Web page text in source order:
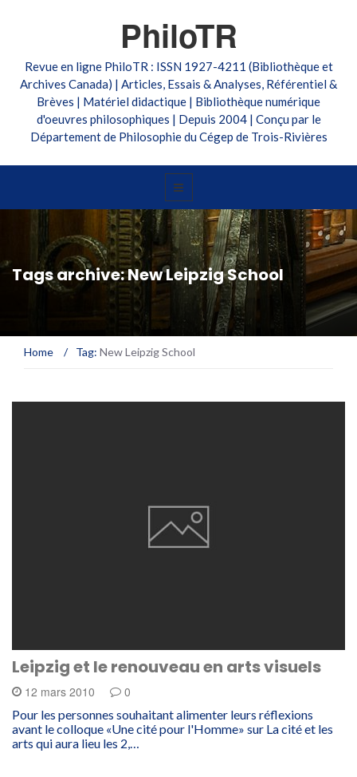
PhiloTR
Revue en ligne PhiloTR : ISSN 1927-4211 (Bibliothèque et
Archives Canada) | Articles, Essais & Analyses, Référentiel &
Brèves | Matériel didactique | Bibliothèque numérique
d'oeuvres philosophiques | Depuis 2004 | Conçu par le
Département de Philosophie du Cégep de Trois-Rivières
Tags archive: New Leipzig School
Home / Tag: New Leipzig School
Leipzig et le renouveau en arts visuels
12 mars 2010 0
Pour les personnes souhaitant alimenter leurs réflexions
avant le colloque «Une cité pour l'Homme» sur La cité et les
arts qui aura lieu les 2,…